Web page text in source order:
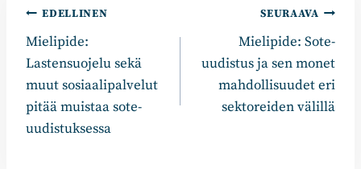
Artikkelien
selaus
EDELLINEN
Mielipide:
Lastensuojelu sekä
muut sosiaalipalvelut
pitää muistaa sote-
uudistuksessa
SEURAAVA
Mielipide: Sote-
uudistus ja sen monet
mahdollisuudet eri
sektoreiden välillä